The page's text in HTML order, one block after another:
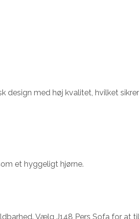
design med høj kvalitet, hvilket
et hyggeligt hjørne.
Vælg J148 Pers Sofa for at